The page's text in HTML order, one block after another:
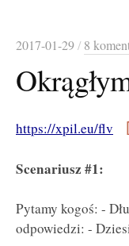
2017-01-29/ 8
https://xpil.eu/flv
Scenariusz #1:
Pytamy kogoś: -
odpowiedzi: -